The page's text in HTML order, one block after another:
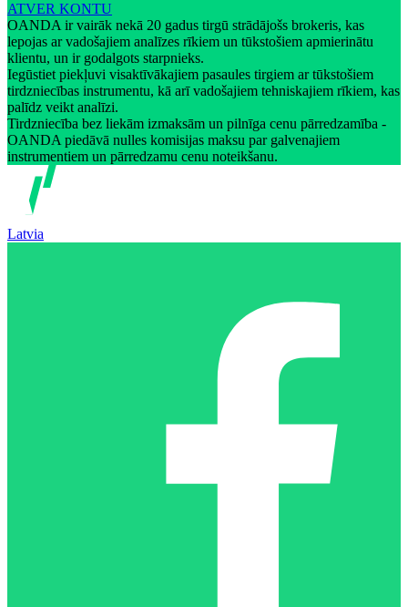
ATVER KONTU
OANDA ir vairāk nekā 20 gadus tirgū strādājošs brokeris, kas
lepojas ar vadošajiem analīzes rīkiem un tūkstošiem apmierinātu
klientu, un ir godalgots starpnieks.
Iegūstiet piekļuvi visaktīvākajiem pasaules tirgiem ar tūkstošiem
tirdzniecības instrumentu, kā arī vadošajiem tehniskajiem rīkiem, kas
palīdz veikt analīzi.
Tirdzniecība bez liekām izmaksām un pilnīga cenu pārredzamība -
OANDA piedāvā nulles komisijas maksu par galvenajiem
instrumentiem un pārredzamu cenu noteikšanu.
Latvia